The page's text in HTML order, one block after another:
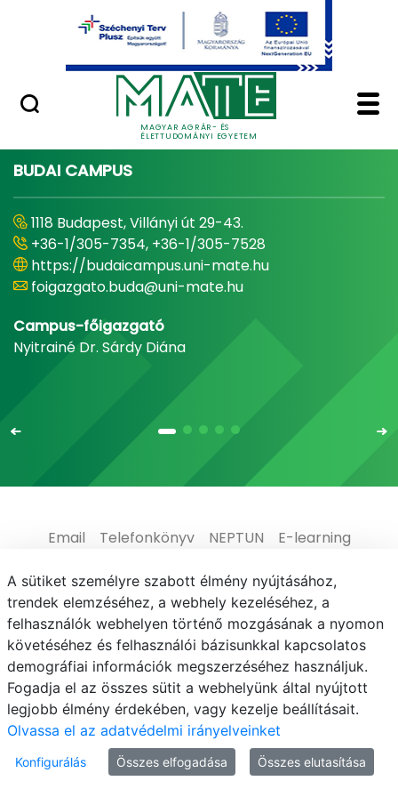
Ugrás a fő tartalomhoz
MAGYAR AGRÁR- ÉS
ÉLETTUDOMÁNYI EGYETEM
Minőségügy
Home - Magyar
BUDAI CAMPUS
1118 Budapest, Villányi út 29-43.
+36-1/305-7354, +36-1/305-7528
https://budaicampus.uni-mate.hu
foigazgato.buda@uni-mate.hu
Campus-főigazgató
Nyitrainé Dr. Sárdy Diána
Email Telefonkönyv NEPTUN
E-learning
Médiaközpont
Informatikai Igazgatóság
Adatvédelem
© MATE 2021
A sütiket személyre szabott élmény nyújtásához,
trendek elemzéséhez, a webhely kezeléséhez, a
felhasználók webhelyen történő mozgásának a nyomon
követéséhez és felhasználói bázisunkkal kapcsolatos
demográfiai információk megszerzéséhez használjuk.
Fogadja el az összes sütit a webhelyünk által nyújtott
legjobb élmény érdekében, vagy kezelje beállításait.
Olvassa el az adatvédelmi irányelveinket
Konfigurálás Összes elfogadása Összes elutasítása